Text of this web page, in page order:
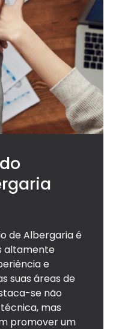
de Albergaria é
altamente
e
suas áreas de
se não
mas
promover um